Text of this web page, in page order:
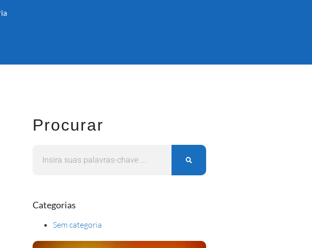
Procurar
Categorias
Sem categoria